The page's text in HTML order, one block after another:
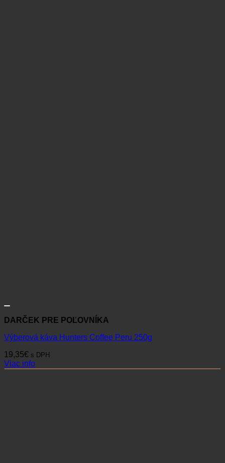
DARČEK PRE POĽOVNÍKA
Výberová káva Hunters Coffee Peru 250g
19,35€ s DPH
Viac info